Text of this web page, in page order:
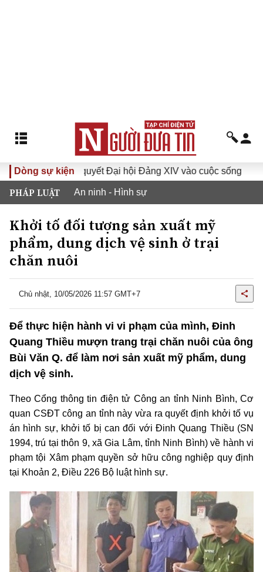
Dòng sự kiện
Đưa Nghị quyết Đại hội Đảng XIV vào cuộc sống
PHÁP LUẬT An ninh - Hình sự
Khởi tố đối tượng sản xuất mỹ
phẩm, dung dịch vệ sinh ở trại
chăn nuôi
Chủ nhật, 10/05/2026 11:57 GMT+7
Để thực hiện hành vi vi phạm của mình, Đinh
Quang Thiều mượn trang trại chăn nuôi của ông
Bùi Văn Q. để làm nơi sản xuất mỹ phẩm, dung
dịch vệ sinh.
Theo Cổng thông tin điện tử Công an tỉnh Ninh Bình, Cơ
quan CSĐT công an tỉnh này vừa ra quyết định khởi tố vụ
án hình sự, khởi tố bị can đối với Đinh Quang Thiều (SN
1994, trú tại thôn 9, xã Gia Lâm, tỉnh Ninh Bình) về hành vi
phạm tội Xâm phạm quyền sở hữu công nghiệp quy định
tại Khoản 2, Điều 226 Bộ luật hình sự.